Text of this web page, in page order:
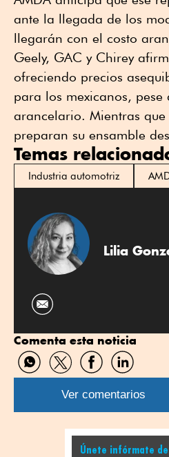
ante la llegada de los
llegarán con el costo
Geely, GAC y Chirey
ofreciendo precios
para los mexicanos, pese
arancelario. Mientras
preparan su ensamble
Temas
Industria automotriz
Lilia
Comenta esta noticia
Compartir
por
WhatsApp
Compartir
por
Twitter
Compartir
por
Facebook
Compartir
por
Linkedin
Ver comentarios
Únete infórmate